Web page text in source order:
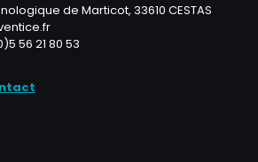
de Marticot, 33610 CESTAS
56 21 80 53